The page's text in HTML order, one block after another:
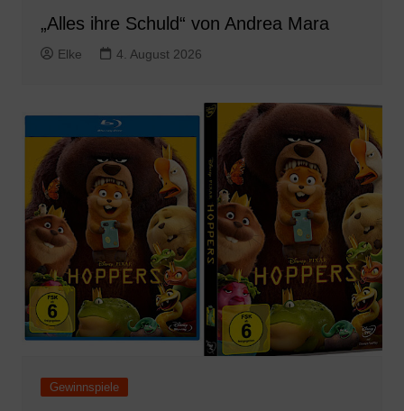
„Alles ihre Schuld“ von Andrea Mara
Elke 4. August 2026
Gewinnspiele